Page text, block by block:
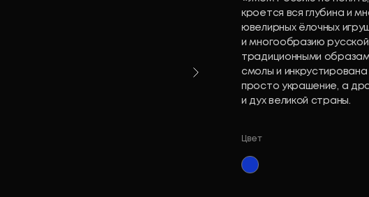
кроется вся глубина и
ювелирных ёлочных
и многообразию
традиционными
смолы и
просто украшение, а
и дух великой страны.
Цвет